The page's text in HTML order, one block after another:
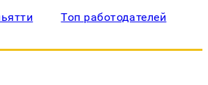
Топ работодателей